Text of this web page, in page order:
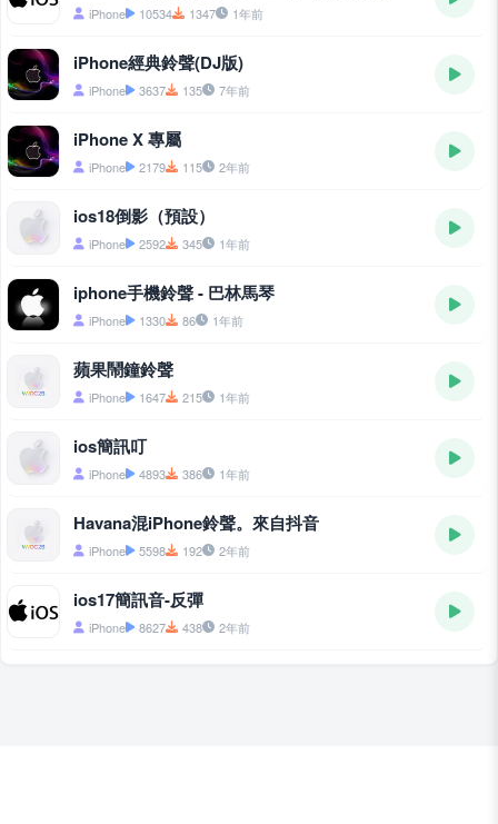
iPhone 10534 1347 1年前
iPhone經典鈴聲(DJ版)
iPhone 3637 135 7年前
iPhone X 專屬
iPhone 2179 115 2年前
ios18倒影（預設）
iPhone 2592 345 1年前
iphone手機鈴聲 - 巴林馬琴
iPhone 1330 86 1年前
蘋果鬧鐘鈴聲
iPhone 1647 215 1年前
ios簡訊叮
iPhone 4893 386 1年前
Havana混iPhone鈴聲。來自抖音
iPhone 5598 192 2年前
ios17簡訊音-反彈
iPhone 8627 438 2年前